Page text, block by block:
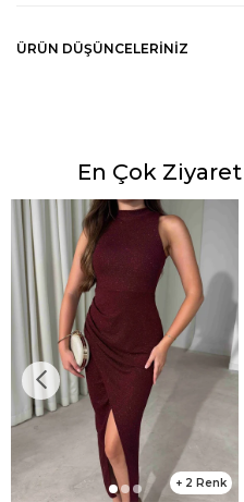
ÜRÜN DÜŞÜNCELERINIZ
En Çok
2